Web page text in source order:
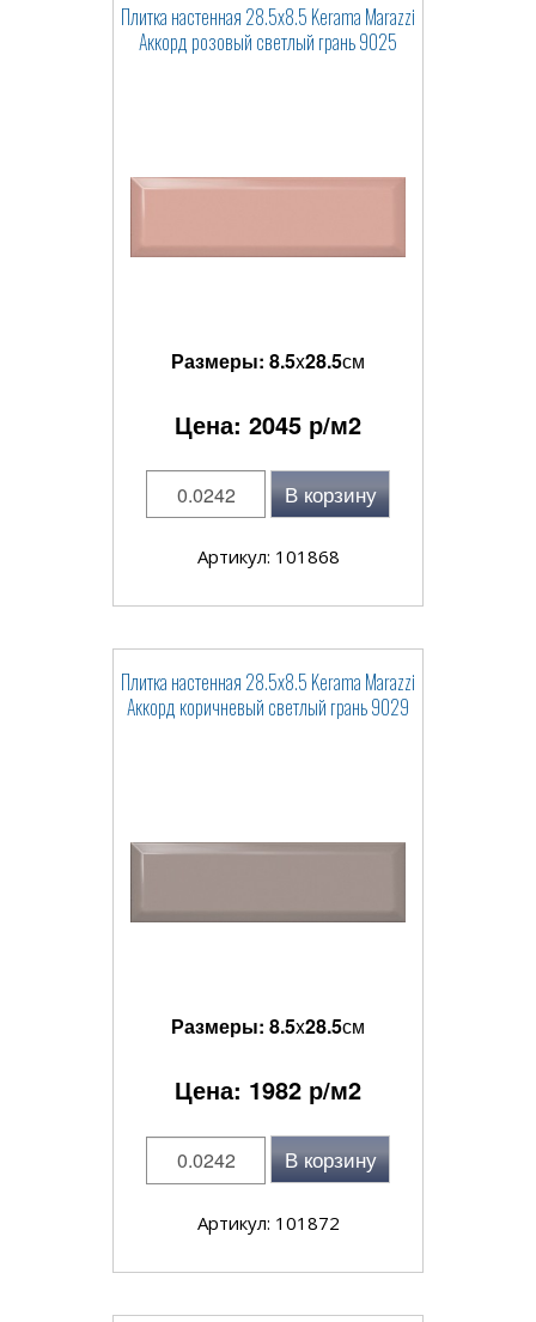
Плитка настенная 28.5x8.5 Kerama Marazzi
Аккорд розовый светлый грань 9025
Размеры: 8.5x28.5см
Цена: 2045 р/м2
В корзину
Артикул: 101868
Плитка настенная 28.5x8.5 Kerama Marazzi
Аккорд коричневый светлый грань 9029
Размеры: 8.5x28.5см
Цена: 1982 р/м2
В корзину
Артикул: 101872